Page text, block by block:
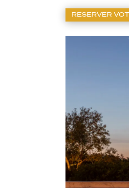
RESERVER